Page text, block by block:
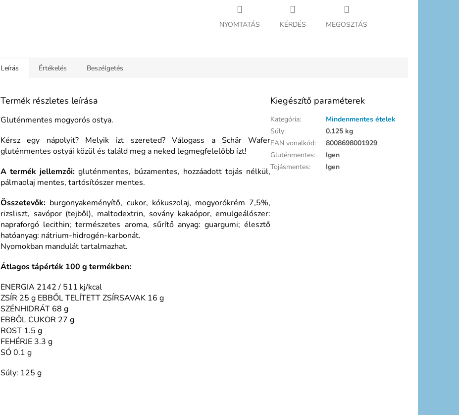
NYOMTATÁS KÉRDÉS MEGOSZTÁS
Leírás Értékelés Beszélgetés
Termék részletes leírása
Gluténmentes mogyorós ostya.
Kérsz egy nápolyit? Melyik ízt szereted? Válogass a Schär Wafer
gluténmentes ostyái közül és találd meg a neked legmegfelelőbb ízt!
A termék jellemzői: gluténmentes, búzamentes, hozzáadott tojás nélkül,
pálmaolaj mentes, tartósítószer mentes.
Összetevők: burgonyakeményítő, cukor, kókuszolaj, mogyorókrém 7,5%,
rizsliszt, savópor (tejből), maltodextrin, sovány kakaópor, emulgeálószer:
napraforgó lecithin; természetes aroma, sűrítő anyag: guargumi; élesztő
hatóanyag: nátrium-hidrogén-karbonát.
Nyomokban mandulát tartalmazhat.
Átlagos tápérték 100 g termékben:
ENERGIA 2142 / 511 kj/kcal
ZSÍR 25 g EBBŐL TELÍTETT ZSÍRSAVAK 16 g
SZÉNHIDRÁT 68 g
EBBŐL CUKOR 27 g
ROST 1.5 g
FEHÉRJE 3.3 g
SÓ 0.1 g
Súly: 125 g
Kiegészítő paraméterek
Kategória:
Mindenmentes ételek
Súly:
0.125 kg
EAN vonalkód:
8008698001929
Gluténmentes:
Igen
Tojásmentes: Igen